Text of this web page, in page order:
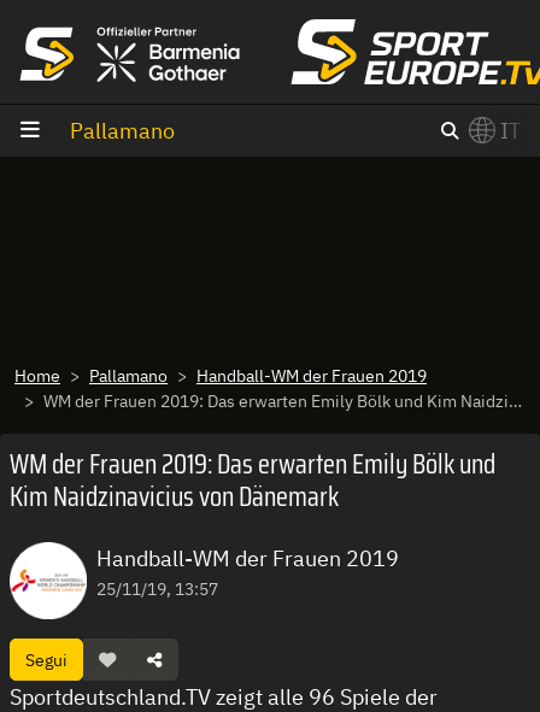
Pallamano IT
Home Pallamano
Handball-WM der Frauen 2019
WM der Frauen 2019: Das erwarten Emily Bölk und Kim Naidzinavicius von Dänemark
WM der Frauen 2019: Das erwarten Emily Bölk und
Kim Naidzinavicius von Dänemark
Handball-WM der Frauen 2019
25/11/19, 13:57
Segui
Sportdeutschland.TV zeigt alle 96 Spiele der